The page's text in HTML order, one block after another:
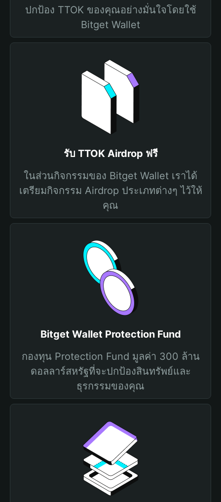
ปกป้อง TTOK ของคุณอย่างมั่นใจโดยใช้
Bitget Wallet
รับ TTOK Airdrop ฟรี
ในส่วนกิจกรรมของ Bitget Wallet เราได้
เตรียมกิจกรรม Airdrop ประเภทต่างๆ ไว้ให้
คุณ
Bitget Wallet Protection Fund
กองทุน Protection Fund มูลค่า 300 ล้าน
ดอลลาร์สหรัฐที่จะปกป้องสินทรัพย์และ
ธุรกรรมของคุณ